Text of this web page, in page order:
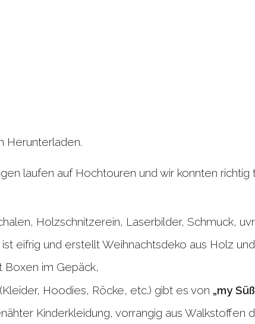
Herunterladen.
laufen auf Hochtouren und wir konnten
Holzschnitzerein, Laserbilder, Schmuck,
eifrig und erstellt Weihnachtsdeko aus Holz
Boxen im Gepäck,
Hoodies, Röcke, etc.) gibt es von „my
Kinderkleidung, vorrangig aus Walkstoffen